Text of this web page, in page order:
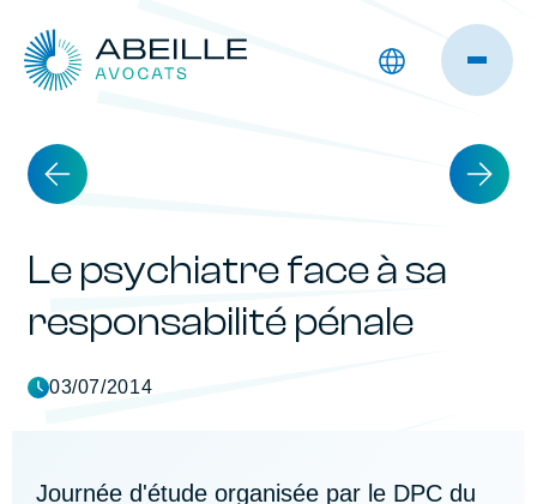
Le psychiatre face à sa
responsabilité pénale
03/07/2014
Journée d'étude organisée par le DPC du